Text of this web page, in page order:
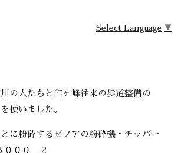
Select Language ▼
の人たちと臼ヶ峰往来の歩道整備の
使いました。
に粉砕するゼノアの粉砕機・チッパー
０００－２